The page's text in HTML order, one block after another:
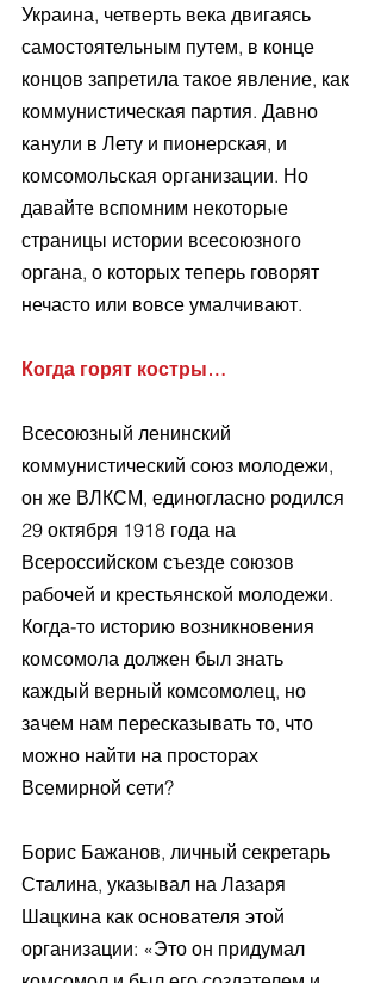
Украина, четверть века двигаясь
самостоятельным путем, в конце
концов запретила такое явление, как
коммунистическая партия. Давно
канули в Лету и пионерская, и
комсомольская организации. Но
давайте вспомним некоторые
страницы истории всесоюзного
органа, о которых теперь говорят
нечасто или вовсе умалчивают.
Когда горят костры…
Всесоюзный ленинский
коммунистический союз молодежи,
он же ВЛКСМ, единогласно родился
29 октября 1918 года на
Всероссийском съезде союзов
рабочей и крестьянской молодежи.
Когда-то историю возникновения
комсомола должен был знать
каждый верный комсомолец, но
зачем нам пересказывать то, что
можно найти на просторах
Всемирной сети?
Борис Бажанов, личный секретарь
Сталина, указывал на Лазаря
Шацкина как основателя этой
организации: «Это он придумал